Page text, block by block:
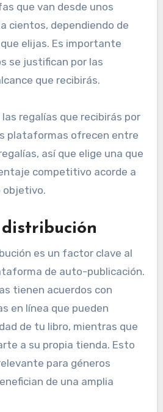
que van desde unos
cientos, dependiendo de
elijas. Es importante
se justifican por las
que recibirás.
regalías que recibirás por
plataformas ofrecen entre
así que elige una que
competitivo acorde a
objetivo.
es un factor clave al
de auto-publicación.
tienen acuerdos con
en línea que pueden
de tu libro, mientras que
a su propia tienda. Esto
para géneros
de una amplia